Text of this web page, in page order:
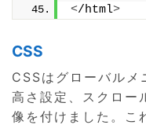
</html>
CSS
CSSはグローバルメ
高さ設定、スクロー
像を付けました。こ